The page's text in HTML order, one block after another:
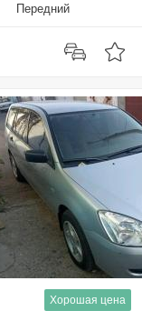
Передний
Хорошая цена